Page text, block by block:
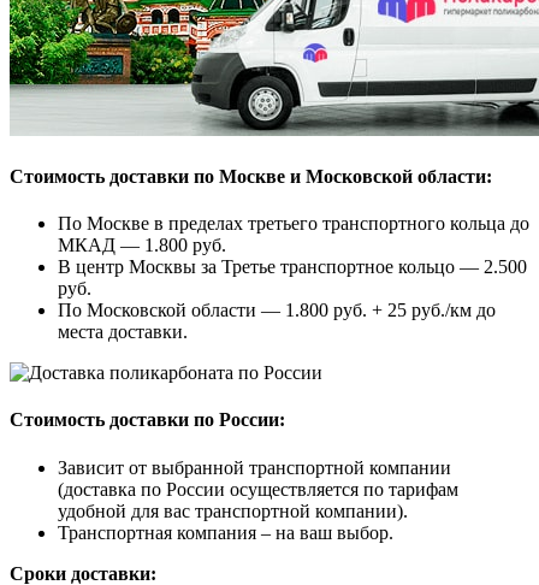
Стоимость доставки по Москве и Московской области:
По Москве в пределах третьего транспортного кольца до
МКАД — 1.800 руб.
В центр Москвы за Третье транспортное кольцо — 2.500
руб.
По Московской области — 1.800 руб. + 25 руб./км до
места доставки.
Стоимость доставки по России:
Зависит от выбранной транспортной компании
(доставка по России осуществляется по тарифам
удобной для вас транспортной компании).
Транспортная компания – на ваш выбор.
Сроки доставки: